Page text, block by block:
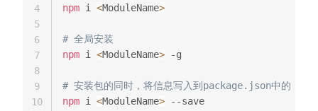
npm i <ModuleName>
# 全局安装
npm i <ModuleName> -g
# 安装包的同时，将信息写入到package.json中的
npm i <ModuleName> --save
4
5
6
7
8
9
10